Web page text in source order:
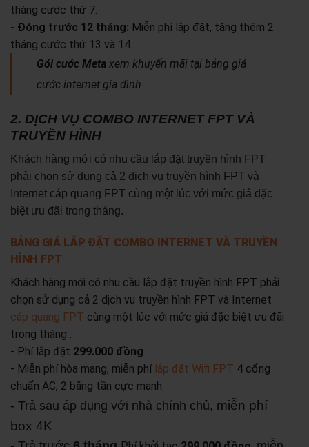
tháng cước thứ 7.
- Đóng trước 12 tháng: Miễn phí lắp đặt, tặng thêm 2
tháng cước thứ 13 và 14.
Gói cước Meta xem khuyến mãi tại bảng giá
cước internet gia đình
2. DỊCH VỤ COMBO INTERNET FPT VÀ
TRUYỀN HÌNH
Khách hàng mới có nhu cầu lắp đặt truyền hình FPT
phải chọn sử dụng cả 2 dịch vụ truyền hình FPT và
Internet cáp quang FPT cùng một lúc với mức giá đặc
biệt ưu đãi trong tháng.
BẢNG GIÁ LẮP ĐẶT COMBO INTERNET VÀ TRUYỀN
HÌNH FPT
Khách hàng mới có nhu cầu lắp đặt truyền hình FPT phải
chọn sử dụng cả 2 dịch vụ truyền hình FPT và Internet
cáp quang FPT cùng một lúc với mức giá đặc biệt ưu đãi
trong tháng .
- Phí lắp đặt 299.000 đồng .
- Miễn phí hòa mạng, miễn phí lắp đặt Wifi FPT 4 cổng
chuẩn AC, 2 băng tần cực mạnh.
- Trả sau áp dụng với nhà chính chủ, miễn phí
box 4K